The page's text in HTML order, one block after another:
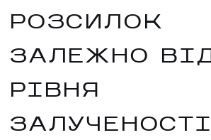
РОЗСИЛОК
ЗАЛЕЖНО
РІВНЯ
ЗАЛУЧЕНОСТІ